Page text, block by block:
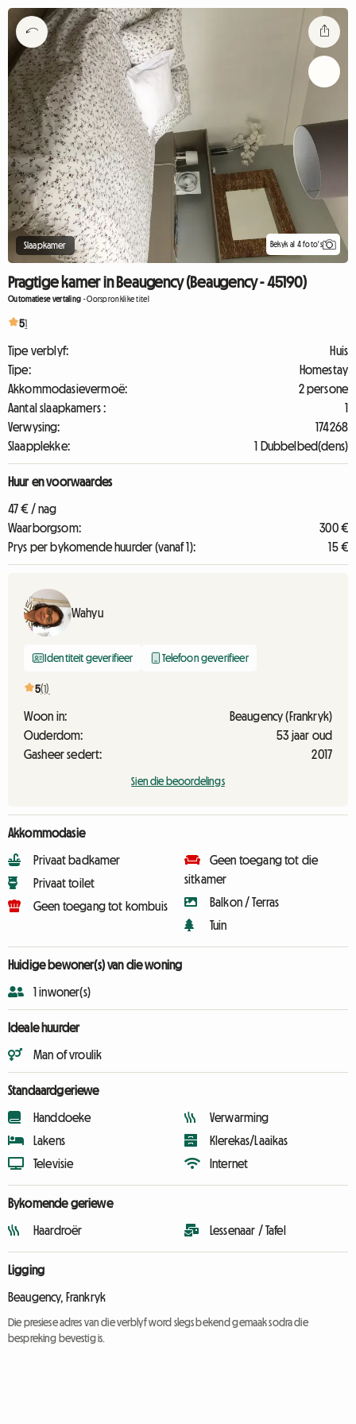
Slaapkamer Bekyk al 4 foto's
Pragtige kamer in Beaugency (Beaugency - 45190)
Outomatiese vertaling -Oorspronklike titel
51
Tipe verblyf:
Huis
Tipe:
Homestay
Akkommodasievermoë:
2 persone
Aantal slaapkamers :
1
Verwysing:
174268
Slaapplekke:
1 Dubbelbed(dens)
Huur en voorwaardes
47 € / nag
Waarborgsom:
300 €
Prys per bykomende huurder (vanaf 1):
15 €
Wahyu
Identiteit geverifieer Telefoon geverifieer
5(1)
Woon in:
Beaugency (Frankryk)
Ouderdom:
53 jaar oud
Gasheer sedert:
2017
Sien die beoordelings
Akkommodasie
Privaat badkamer
Privaat toilet
Geen toegang tot kombuis
Geen toegang tot die
sitkamer
Balkon / Terras
Tuin
Huidige bewoner(s) van die woning
1 inwoner(s)
Ideale huurder
Man of vroulik
Standaardgeriewe
Handdoeke
Lakens
Televisie
Verwarming
Klerekas/Laaikas
Internet
Bykomende geriewe
Haardroër Lessenaar / Tafel
Ligging
Beaugency, Frankryk
Die presiese adres van die verblyf word slegs bekend gemaak sodra die
bespreking bevestig is.